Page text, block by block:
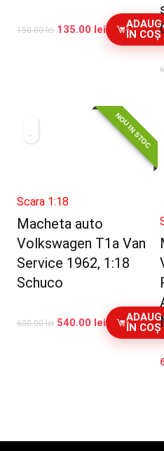
150.00lei 135.00 lei
ÎN COȘ
NOU IN STOC
Scara 1:18
Macheta auto
Volkswagen T1a Van
Service 1962, 1:18
Schuco
600.00lei 540.00 lei
ÎN COȘ